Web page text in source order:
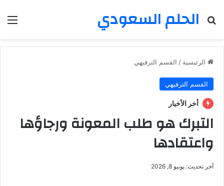
الحلم السعودي
بحث عن
الرئيسية / القسم الترفيهي
القسم الترفيهي
أخر الأخبار
التبرك هو طلب المعونة ورجاؤها
واعتقادها
آخر تحديث: يونيو 8, 2026